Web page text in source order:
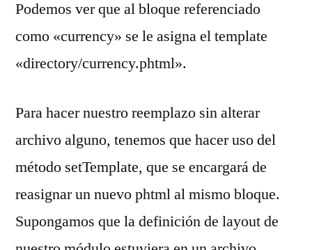
Podemos ver que al bloque referenciado
como «currency» se le asigna el template
«directory/currency.phtml».
Para hacer nuestro reemplazo sin alterar
archivo alguno, tenemos que hacer uso del
método setTemplate, que se encargará de
reasignar un nuevo phtml al mismo bloque.
Supongamos que la definición de layout de